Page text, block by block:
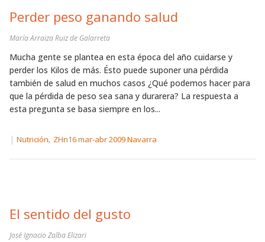
Perder peso ganando salud
María Arraiza Ruiz de Galarreta
Mucha gente se plantea en esta época del año cuidarse y
perder los Kilos de más. Ésto puede suponer una pérdida
también de salud en muchos casos ¿Qué podemos hacer para
que la pérdida de peso sea sana y durarera? La respuesta a
esta pregunta se basa siempre en los...
| Nutrición, ZHn16 mar-abr 2009 Navarra
El sentido del gusto
José Ignacio Zalba Elizari